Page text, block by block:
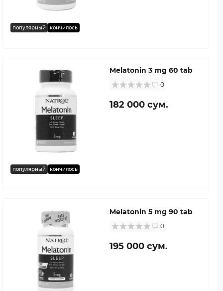
популярный кончилось
популярный кончилось
Melatonin 3 mg 60 tab
0
182 000 сум.
Melatonin 5 mg 90 tab
0
195 000 сум.